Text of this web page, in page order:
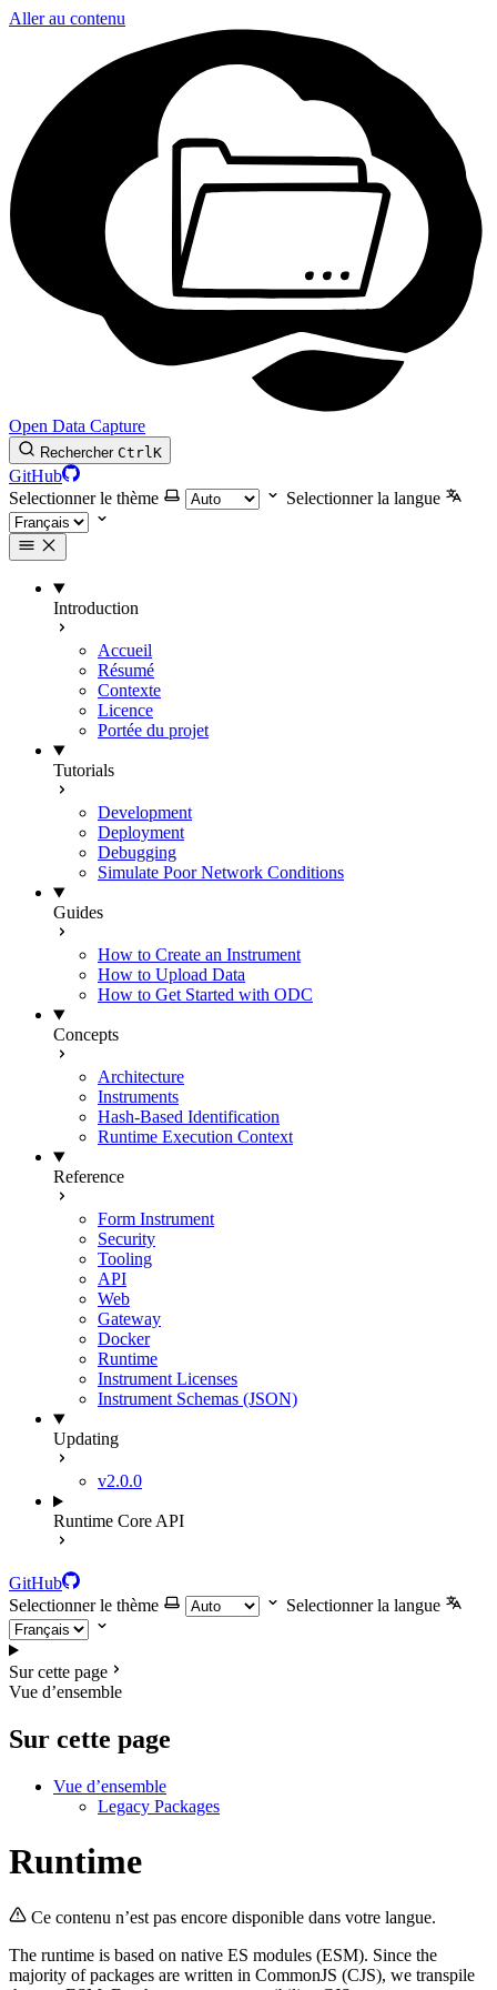
Aller au contenu
Open Data Capture
Rechercher CtrlK
GitHub
Selectionner le thème
Selectionner la langue
Introduction
Accueil
Résumé
Contexte
Licence
Portée du projet
Tutorials
Development
Deployment
Debugging
Simulate Poor Network Conditions
Guides
How to Create an Instrument
How to Upload Data
How to Get Started with ODC
Concepts
Architecture
Instruments
Hash-Based Identification
Runtime Execution Context
Reference
Form Instrument
Security
Tooling
API
Web
Gateway
Docker
Runtime
Instrument Licenses
Instrument Schemas (JSON)
Updating
v2.0.0
Runtime Core API
GitHub
Selectionner le thème
Selectionner la langue
Sur cette page
Vue d’ensemble
Sur cette page
Vue d’ensemble
Legacy Packages
Runtime
Ce contenu n’est pas encore disponible dans votre langue.
The runtime is based on native ES modules (ESM). Since the
majority of packages are written in CommonJS (CJS), we transpile